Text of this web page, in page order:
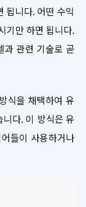
됩니다. 어떤 수익
기만 하면 됩니다.
과 관련 기술로 곧
식을 채택하여 유
다. 이 방식은 유
들이 사용하거나